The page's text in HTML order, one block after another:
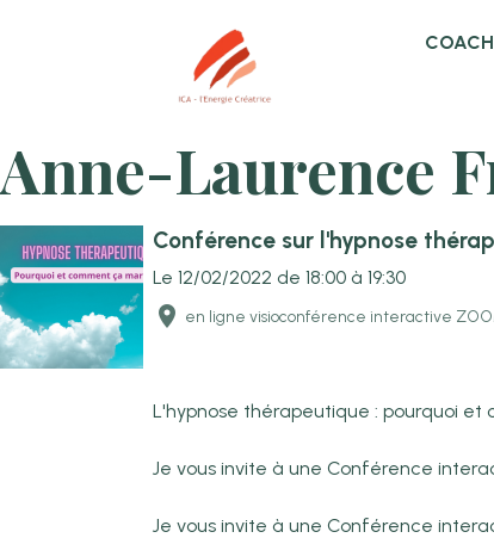
Anne-Laurence
Conférence sur l'hypnose
Le 12/02/2022 de 18:00 à 19:30
en ligne visioconférence interactive
L'hypnose thérapeutique : pourquoi
Je vous invite à une Conférence
Je vous invite à une Conférence